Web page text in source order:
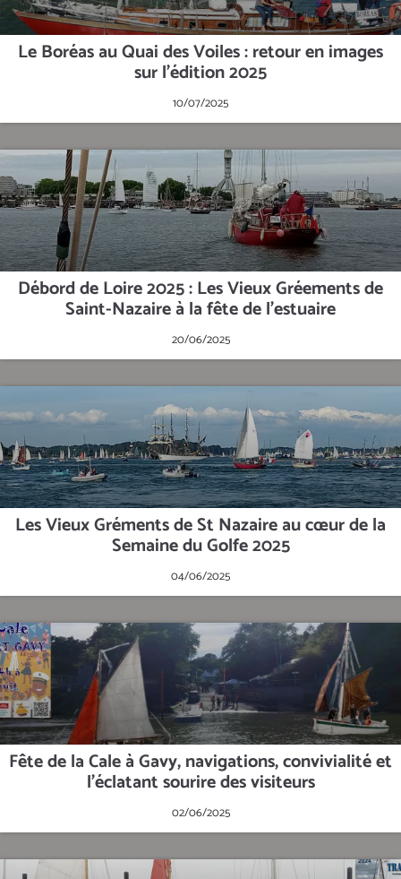
Le Boréas au Quai des Voiles : retour en images
sur l’édition 2025
10/07/2025
Débord de Loire 2025 : Les Vieux Gréements de
Saint-Nazaire à la fête de l’estuaire
20/06/2025
Les Vieux Gréments de St Nazaire au cœur de la
Semaine du Golfe 2025
04/06/2025
Fête de la Cale à Gavy, navigations, convivialité et
l'éclatant sourire des visiteurs
02/06/2025